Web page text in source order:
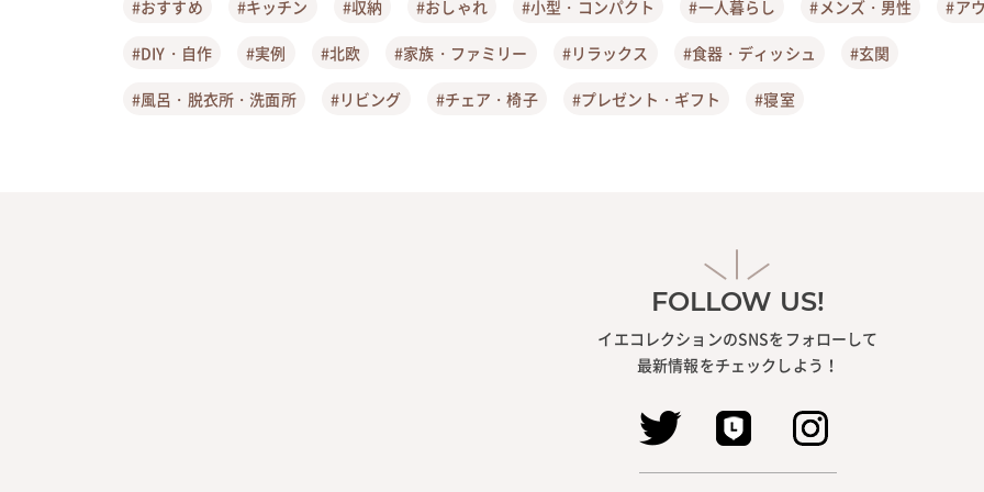
#おすすめ #キッチン #収納 #おしゃれ #小型・コンパクト #一人暮らし #メンズ・男性 #ア
#DIY・自作 #実例 #北欧 #家族・ファミリー #リラックス #食器・ディッシュ #玄関
#風呂・脱衣所・洗面所 #リビング #チェア・椅子 #プレゼント・ギフト #寝室
FOLLOW US!
イエコレクションのSNSをフォローして
最新情報をチェックしよう！